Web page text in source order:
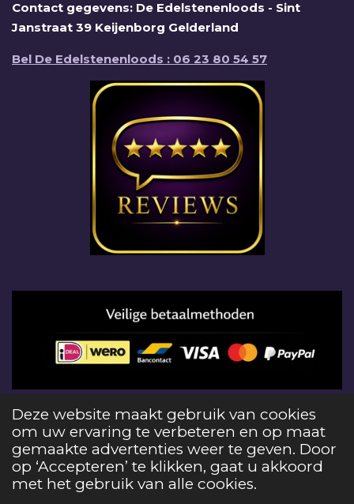
Deze website maakt gebruik van cookies
om uw ervaring te verbeteren en op maat
gemaakte advertenties weer te geven. Door
op ‘Accepteren’ te klikken, gaat u akkoord
met het gebruik van alle cookies.
Contact gegevens: De Edelstenenloods - Sint
Janstraat 39 Keijenborg Gelderland
Bel De Edelstenenloods : 06 23 80 54 57
© 2026 Edelstenenloods het gebruiken van foto's
en teksten op deze website schending van
auteursrecht en strafbaar
Powered by JouwWeb